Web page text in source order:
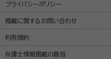
プライバシーポリシー
掲載に関するお問い合わせ
利用規約
弁護士情報掲載の趣旨